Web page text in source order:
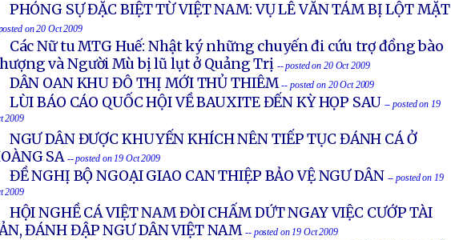
PHÓNG SỰ ĐẶC BIỆT TỪ VIỆT NAM: VỤ LÊ VĂN TÁM BỊ LỘT MẶT
on 20 Oct 2009
Các Nữ tu MTG Huế: Nhật ký những chuyến đi cứu trợ đồng bào
và Người Mù bị lũ lụt ở Quảng Trị -- posted on 20 Oct 2009
DÂN OAN KHU ĐÔ THỊ MỚI THỦ THIÊM -- posted on 20 Oct 2009
LÙI BÁO CÁO QUỐC HỘI VỀ BAUXITE ĐẾN KỲ HỌP SAU -- posted on 19
2009
NGƯ DÂN ĐƯỢC KHUYẾN KHÍCH NÊN TIẾP TỤC ĐÁNH CÁ Ở
SA -- posted on 19 Oct 2009
ĐỀ NGHỊ BỘ NGOẠI GIAO CAN THIỆP BẢO VỆ NGƯ DÂN -- posted on 19
2009
HỘI NGHỀ CÁ VIỆT NAM ĐÒI CHẤM DỨT NGAY VIỆC CƯỚP TÀI
ĐÁNH ĐẬP NGƯ DÂN VIỆT NAM -- posted on 19 Oct 2009